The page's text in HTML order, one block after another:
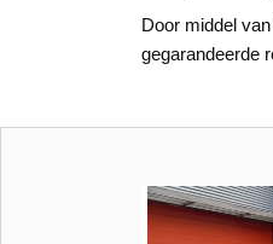
Door middel
gegarandeerde